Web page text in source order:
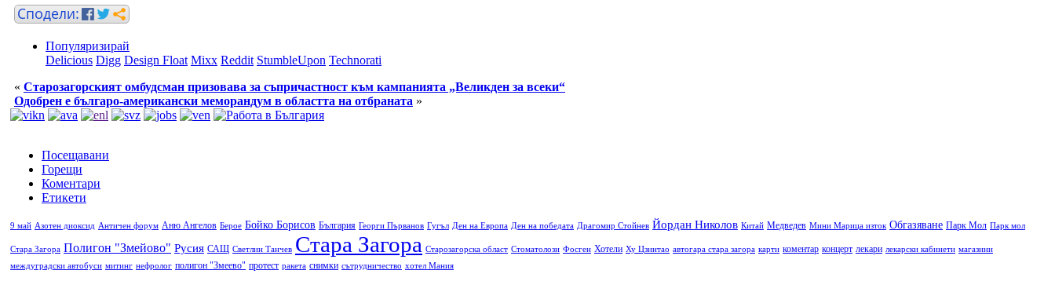
Популяризирай
Delicious Digg Design Float Mixx Reddit StumbleUpon Technorati
« Старозагорският омбудсман призовава за съпричастност към кампанията „Великден за всеки“
Одобрен е българо-американски меморандум в областта на отбраната »
Посещавани
Горещи
Коментари
Етикети
9 май Азотен диоксид Античен форум Аню Ангелов Берое Бойко Борисов България Георги Първанов Гугъл Ден на Европа Ден на победата Драгомир Стойнев Йордан Николов Китай Медведев Мини Марица изток Обгазяване Парк Мол Парк мол
Стара Загора Полигон "Змейово" Русия САЩ Светлин Танчев Стара Загора Старозагорска област Стоматолози Фосген Хотели Ху Цзинтао автогара стара загора карти коментар концерт лекари лекарски кабинети магазини
междуградски автобуси митинг нефролог полигон "Змеево" протест ракета снимки сътрудничество хотел Мания